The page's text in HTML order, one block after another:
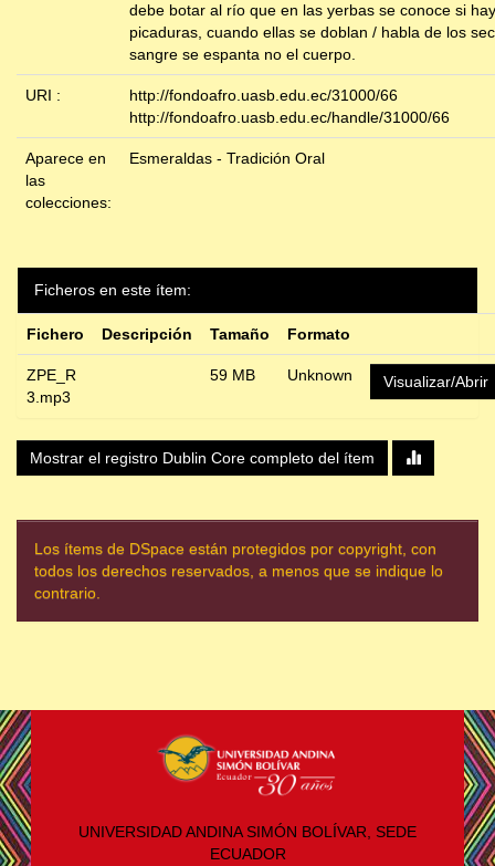
debe botar al río que en las yerbas se conoce si
picaduras, cuando ellas se doblan / habla de los
sangre se espanta no el cuerpo.
URI :
http://fondoafro.uasb.edu.ec/31000/66
http://fondoafro.uasb.edu.ec/handle/31000/66
Aparece en
las
colecciones:
Esmeraldas - Tradición Oral
Ficheros en este ítem:
Fichero Descripción Tamaño Formato
ZPE_R
3.mp3
59 MB Unknown Visualizar/Abrir
Mostrar el registro Dublin Core completo del ítem
Los ítems de DSpace están protegidos por copyright, con
todos los derechos reservados, a menos que se indique lo
contrario.
UNIVERSIDAD ANDINA SIMÓN BOLÍVAR, SEDE
ECUADOR